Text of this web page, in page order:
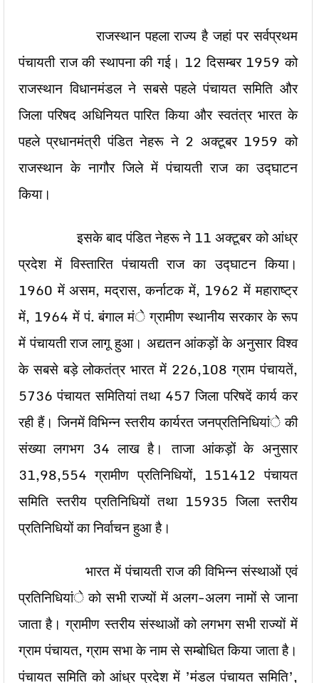
राजस्थान पहला राज्य है जहां पर सर्वप्रथम
पंचायती राज की स्थापना की गई। 12 दिसम्बर 1959 को
राजस्थान विधानमंडल ने सबसे पहले पंचायत समिति और
जिला परिषद अधिनियत पारित किया और स्वतंत्र भारत के
पहले प्रधानमंत्री पंडित नेहरू ने 2 अक्टूबर 1959 को
राजस्थान के नागौर जिले में पंचायती राज का उद्घाटन
किया।
इसके बाद पंडित नेहरू ने 11 अक्टूबर को आंध्र
प्रदेश में विस्तारित पंचायती राज का उद्घाटन किया।
1960 में असम, मद्रास, कर्नाटक में, 1962 में महाराष्ट्र
में, 1964 में पं. बंगाल मंे ग्रामीण स्थानीय सरकार के रूप
में पंचायती राज लागू हुआ। अद्यतन आंकड़ों के अनुसार विश्व
के सबसे बड़े लोकतंत्र भारत में 226,108 ग्राम पंचायतें,
5736 पंचायत समितियां तथा 457 जिला परिषदें कार्य कर
रही हैं। जिनमें विभिन्न स्तरीय कार्यरत जनप्रतिनिधियांे की
संख्या लगभग 34 लाख है। ताजा आंकड़ों के अनुसार
31,98,554 ग्रामीण प्रतिनिधियों, 151412 पंचायत
समिति स्तरीय प्रतिनिधियों तथा 15935 जिला स्तरीय
प्रतिनिधियों का निर्वाचन हुआ है।
भारत में पंचायती राज की विभिन्न संस्थाओं एवं
प्रतिनिधियांे को सभी राज्यों में अलग-अलग नामों से जाना
जाता है। ग्रामीण स्तरीय संस्थाओं को लगभग सभी राज्यों में
ग्राम पंचायत, ग्राम सभा के नाम से सम्बोधित किया जाता है।
पंचायत समिति को आंध्र प्रदेश में ’मंडल पंचायत समिति’,